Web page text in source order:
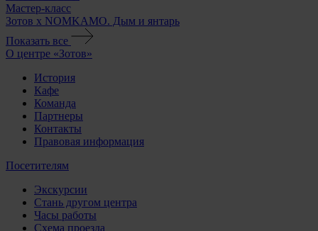
Мастер-класс
Зотов х NOMKAMO. Дым и янтарь
Показать все
О центре «Зотов»
История
Кафе
Команда
Партнеры
Контакты
Правовая информация
Посетителям
Экскурсии
Стань другом центра
Часы работы
Схема проезда